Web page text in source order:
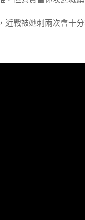
近戰被她刺兩次會十